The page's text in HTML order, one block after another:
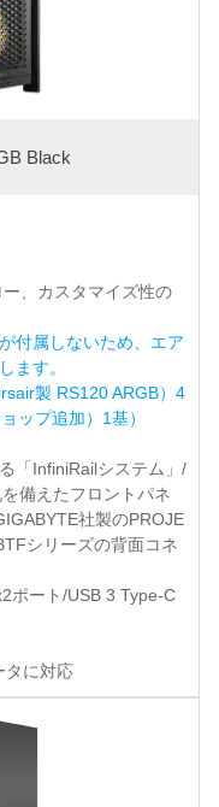
Black
、カスタマイズ性の
付属しないため、エア
ます。
製 RS120 ARGB）4
ップ追加）1基）
「InfiniRailシステム」/
備えたフロントパネ
社製のPROJE
シリーズの背面コネ
ポート/USB 3 Type-C
タに対応